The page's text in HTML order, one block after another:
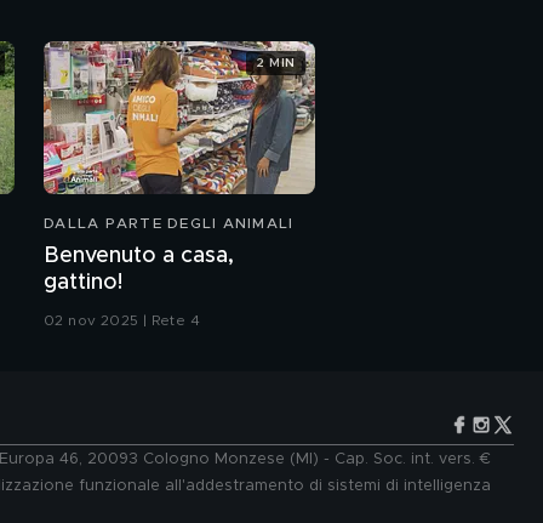
DALLA PARTE DEGLI ANIMALI
Benvenuto a casa,
gattino!
02 nov 2025 | Rete 4
2 MIN
46, 20093 Cologno Monzese (MI) - Cap. Soc. int. vers. €
funzionale all'addestramento di sistemi di intelligenza